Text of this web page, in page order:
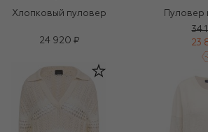
Хлопковый пуловер
24 920 ₽
Пуловер
34
23
-